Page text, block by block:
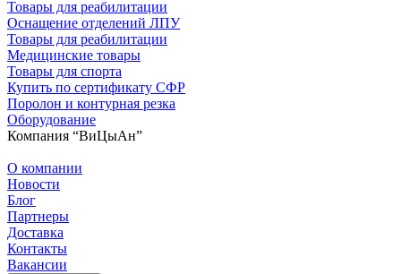
Товары для реабилитации
Оснащение отделений ЛПУ
Товары для реабилитации
Медицинские товары
Товары для спорта
Купить по сертификату СФР
Поролон и контурная резка
Оборудование
Компания “ВиЦыАн”
О компании
Новости
Блог
Партнеры
Доставка
Контакты
Вакансии